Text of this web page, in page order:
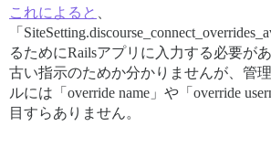
これによると
「
るためにRailsアプリに入力する必要が
古い指示のためか分かりませんが、管
ルには「override name」や「override
目すらありません。